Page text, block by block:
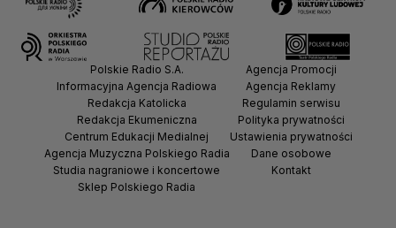
Polskie Radio S.A.
Informacyjna Agencja Radiowa
Redakcja Katolicka
Redakcja Ekumeniczna
Centrum Edukacji Medialnej
Agencja Muzyczna Polskiego Radia
Studia nagraniowe i koncertowe
Sklep Polskiego Radia
Agencja Promocji
Agencja Reklamy
Regulamin serwisu
Polityka prywatności
Ustawienia prywatności
Dane osobowe
Kontakt